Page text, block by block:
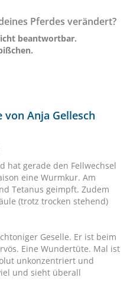
Pferdes verändert?
beantwortbar.
Anja Gellesch
hat gerade den Fellwechsel
eine Wurmkur. Am
Tetanus geimpft. Zudem
(trotz trocken stehend)
Geselle. Er ist beim
Eine Wundertüte. Mal ist
unkonzentriert und
und sieht überall